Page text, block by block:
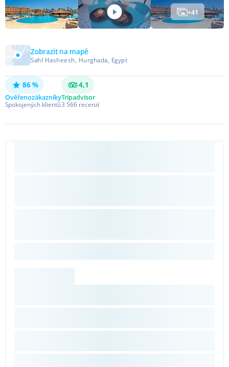
+41
Zobrazit na mapě
Sahl Hasheesh, Hurghada, Egypt
86 %
Ověřenozákazníky
Spokojených klientů
4,1
Tripadvisor
3 566 recenzí